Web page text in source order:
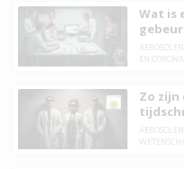
Wat is
AEROSOLEN
EN CORONA
Zo zijn
AEROSOLEN